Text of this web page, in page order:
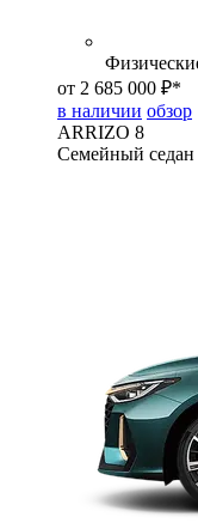
от 2 685 000 ₽*
в наличии обзор
ARRIZO 8
Семейный седан